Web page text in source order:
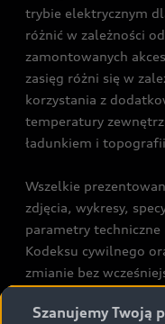
trybie elektrycznym
różnić w zależności
zamontowanych
zasięg różni się w
korzystania z
temperatury
ładunkiem i
Wszelkie
zdjęcia, wykresy,
parametry
Kodeksu cywilnego
zmianie bez
rozumieniu art.
Szanujemy Twoją